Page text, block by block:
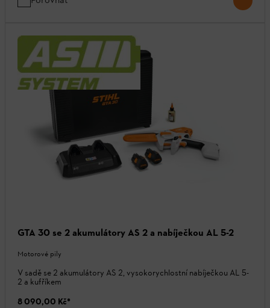
GTA 30 se 2 akumulátory AS 2 a nabíječkou AL 5-2
Motorové pily
V sadě se 2 akumulátory AS 2, vysokorychlostní nabíječkou AL 5-
2 a kufříkem
8 090,00 Kč*